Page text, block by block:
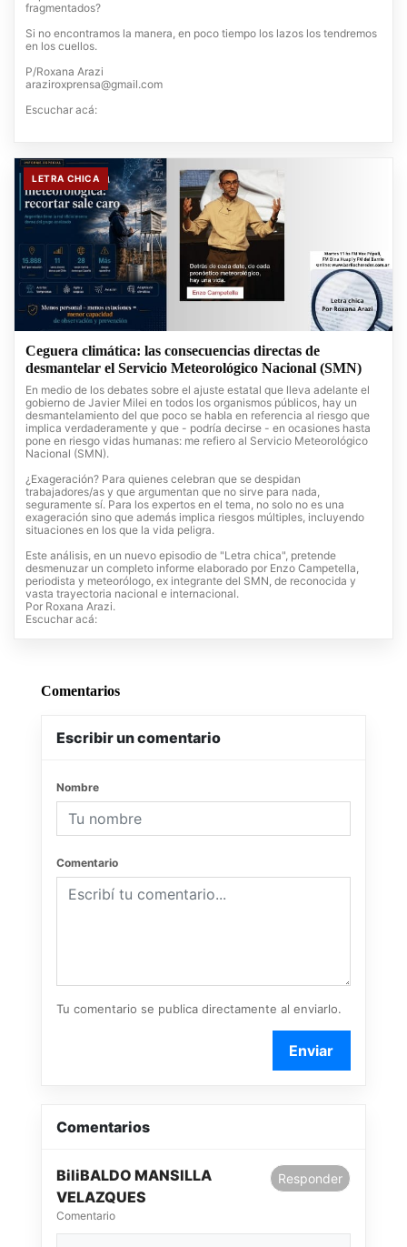
fragmentados?
Si no encontramos la manera, en poco tiempo los lazos los tendremos
en los cuellos.
P/Roxana Arazi
araziroxprensa@gmail.com
Escuchar acá:
LETRA CHICA
Ceguera climática: las consecuencias directas de
desmantelar el Servicio Meteorológico Nacional (SMN)
En medio de los debates sobre el ajuste estatal que lleva adelante el
gobierno de Javier Milei en todos los organismos públicos, hay un
desmantelamiento del que poco se habla en referencia al riesgo que
implica verdaderamente y que - podría decirse - en ocasiones hasta
pone en riesgo vidas humanas: me refiero al Servicio Meteorológico
Nacional (SMN).
¿Exageración? Para quienes celebran que se despidan
trabajadores/as y que argumentan que no sirve para nada,
seguramente sí. Para los expertos en el tema, no solo no es una
exageración sino que además implica riesgos múltiples, incluyendo
situaciones en los que la vida peligra.
Este análisis, en un nuevo episodio de "Letra chica", pretende
desmenuzar un completo informe elaborado por Enzo Campetella,
periodista y meteorólogo, ex integrante del SMN, de reconocida y
vasta trayectoria nacional e internacional.
Por Roxana Arazi.
Escuchar acá:
Comentarios
Escribir un comentario
Nombre
Comentario
Tu comentario se publica directamente al enviarlo.
Enviar
Comentarios
BiliBALDO MANSILLA
VELAZQUES
Comentario
Responder